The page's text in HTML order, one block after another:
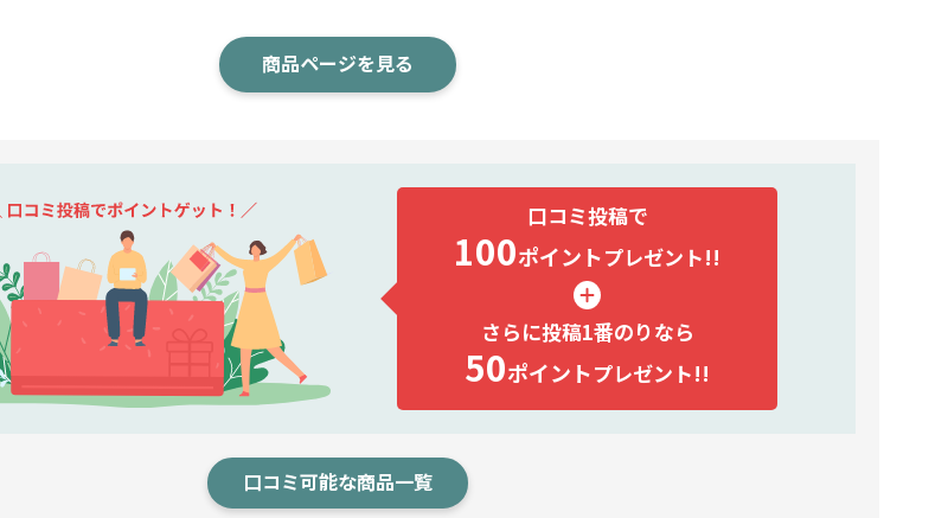
商品ページを見る
口コミ投稿で
100ポイントプレゼント!!
さらに投稿1番のりなら
50ポイントプレゼント!!
口コミ可能な商品一覧